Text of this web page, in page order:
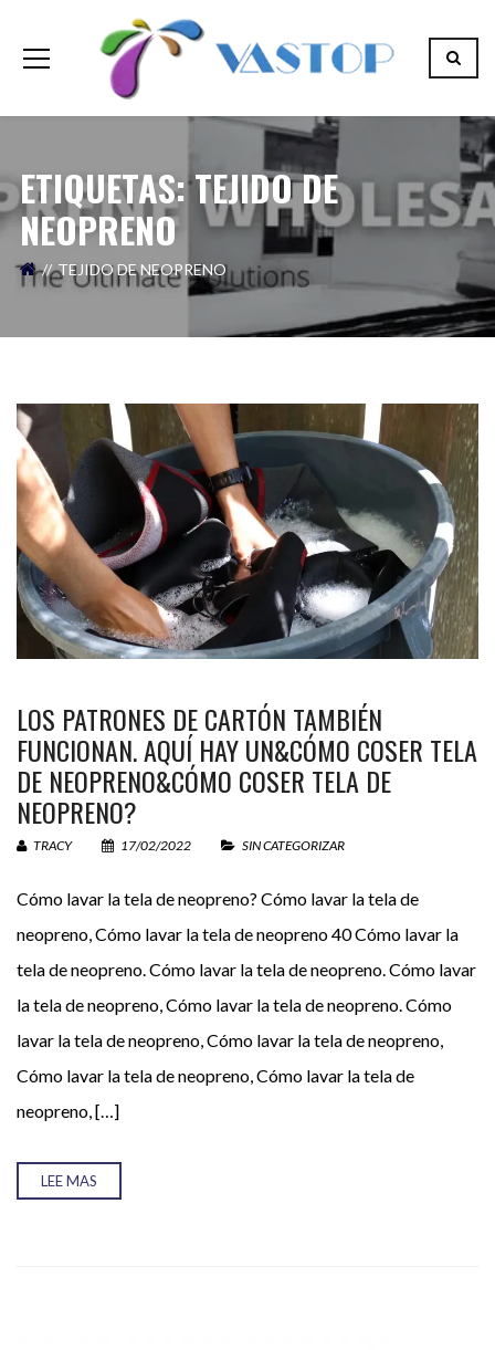
ETIQUETAS: TEJIDO DE
NEOPRENO
TEJIDO DE NEOPRENO
LOS PATRONES DE CARTÓN TAMBIÉN
FUNCIONAN. AQUÍ HAY UN&CÓMO COSER TELA
DE NEOPRENO&CÓMO COSER TELA DE
NEOPRENO?
TRACY 17/02/2022 SIN CATEGORIZAR
Cómo lavar la tela de neopreno? Cómo lavar la tela de
neopreno, Cómo lavar la tela de neopreno 40 Cómo lavar la
tela de neopreno. Cómo lavar la tela de neopreno. Cómo lavar
la tela de neopreno, Cómo lavar la tela de neopreno. Cómo
lavar la tela de neopreno, Cómo lavar la tela de neopreno,
Cómo lavar la tela de neopreno, Cómo lavar la tela de
neopreno, […]
LEE MAS